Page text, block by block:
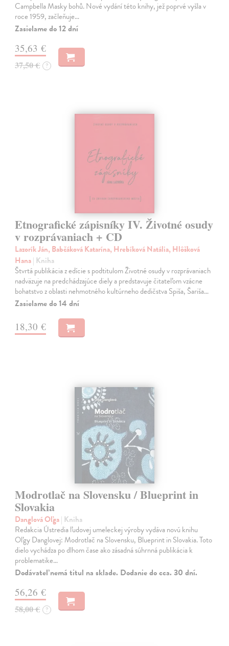
Campbella Masky bohů. Nové vydání této knihy, jež poprvé vyšla v
roce 1959, začleňuje…
Zasielame do 12 dní
35,63 €
37,50 € ?
Etnografické zápisníky IV. Životné osudy
v rozprávaniach + CD
Lazorík Ján, Babčáková Katarína, Hrebíková Natália, Hlôšková
Hana| Kniha
Štvrtá publikácia z edície s podtitulom Životné osudy v rozprávaniach
nadväzuje na predchádzajúce diely a predstavuje čitateľom vzácne
bohatstvo z oblasti nehmotného kultúrneho dedičstva Spiša, Šariša…
Zasielame do 14 dní
18,30 €
Modrotlač na Slovensku / Blueprint in
Slovakia
Danglová Oľga| Kniha
Redakcia Ústredia ľudovej umeleckej výroby vydáva novú knihu
Oľgy Danglovej: Modrotlač na Slovensku, Blueprint in Slovakia. Toto
dielo vychádza po dlhom čase ako zásadná súhrnná publikácia k
problematike…
Dodávateľ nemá titul na sklade. Dodanie do cca. 30 dní.
56,26 €
58,00 € ?